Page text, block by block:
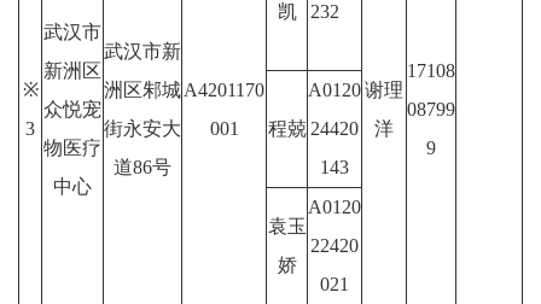
※
3
武汉市
新洲区
众悦宠
物医疗
中心
武汉市新
洲区邾城
街永安大
道86号
A4201170
001
凯
232
谢理
洋
17108
08799
9
程兢
A0120
24420
143
袁玉
娇
A0120
22420
021